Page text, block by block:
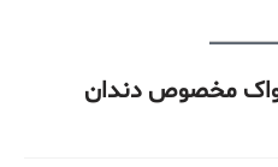
مخصوص دندان